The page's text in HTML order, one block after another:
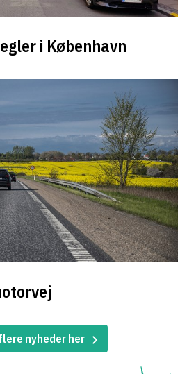
i København
nyheder her